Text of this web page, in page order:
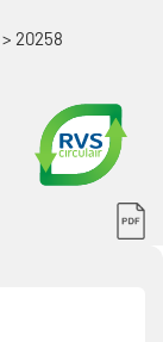
> 20258